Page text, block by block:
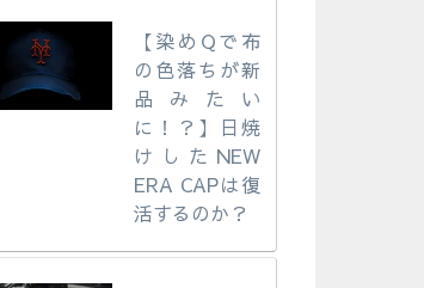
【染めQで布
の色落ちが新
品みたい
に！？】日焼
けしたNEW
ERA CAPは復
活するのか？